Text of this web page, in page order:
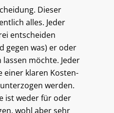
Dieser
alles. Jeder
entscheiden
gegen was) er oder
möchte. Jeder
einer klaren Kosten-
werden.
ist weder für oder
wohl aber sehr